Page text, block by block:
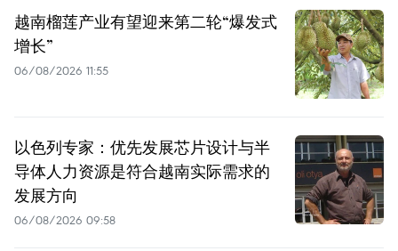
越南榴莲产业有望迎来第二轮“爆发式
增长”
06/08/2026 11:55
以色列专家：优先发展芯片设计与半
导体人力资源是符合越南实际需求的
发展方向
06/08/2026 09:58